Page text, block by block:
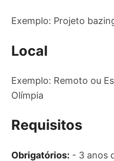
Exemplo: Projeto
Local
Exemplo: Remoto ou
Olímpia
Requisitos
Obrigatórios: - 3 anos